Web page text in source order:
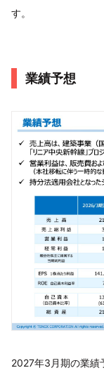
す。
業績予想
2027年3月期の業績